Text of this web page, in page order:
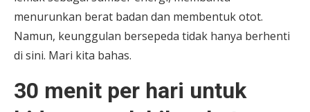
menurunkan berat badan dan membentuk otot.
Namun, keunggulan bersepeda tidak hanya berhenti
di sini. Mari kita bahas.
30 menit per hari untuk